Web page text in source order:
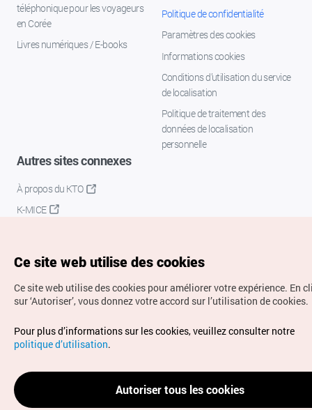
téléphonique pour les voyageurs
en Corée
Livres numériques / E-books
Politique de confidentialité
Paramètres des cookies
Informations cookies
Conditions d’utilisation du service
de localisation
Politique de traitement des
données de localisation
personnelle
Autres sites connexes
À propos du KTO
K-MICE
Droits d’auteur (c) Office National du Tourisme en Corée.
Tous droits réservés.
Pour les rapports d'erreurs et demandes de renseignements,
adressez vos demandes à
info.ontc@gmail.com
Ce site web utilise des cookies
Ce site web utilise des cookies pour améliorer votre expérience. En
sur ‘Autoriser’, vous donnez votre accord sur l’utilisation de cookies.
Pour plus d’informations sur les cookies, veuillez consulter notre
politique d’utilisation.
Autoriser tous les cookies